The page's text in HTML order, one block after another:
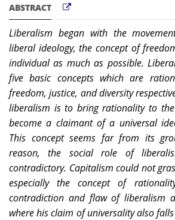
ABSTRACT
Liberalism began with the
liberal ideology, the concept of
individual as much as possible.
five basic concepts which are
freedom, justice, and diversity
liberalism is to bring rationality to
become a claimant of a universal
This concept seems far from its
reason, the social role of
contradictory. Capitalism could not
especially the concept of
contradiction and flaw of liberalism
where his claim of universality also